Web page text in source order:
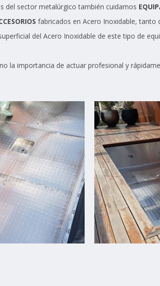
del sector metalúrgico también cuidamos
fabricados en Acero Inoxidable, tanto
del Acero Inoxidable de este tipo de
la importancia de actuar profesional y